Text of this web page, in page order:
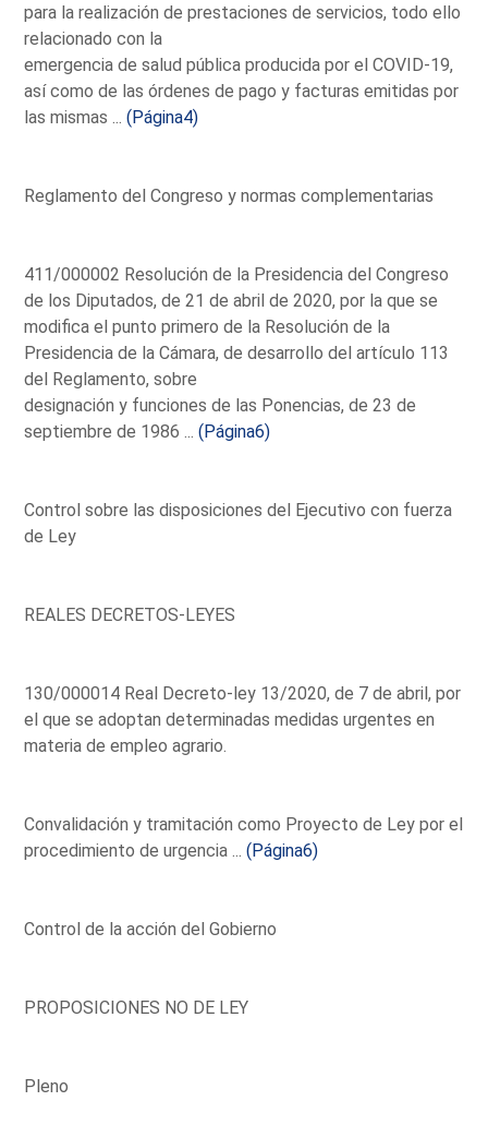
para la realización de prestaciones de servicios, todo ello
relacionado con la
emergencia de salud pública producida por el COVID-19,
así como de las órdenes de pago y facturas emitidas por
las mismas ...(Página4)
Reglamento del Congreso y normas complementarias
411/000002 Resolución de la Presidencia del Congreso
de los Diputados, de 21 de abril de 2020, por la que se
modifica el punto primero de la Resolución de la
Presidencia de la Cámara, de desarrollo del artículo 113
del Reglamento, sobre
designación y funciones de las Ponencias, de 23 de
septiembre de 1986 ...(Página6)
Control sobre las disposiciones del Ejecutivo con fuerza
de Ley
REALES DECRETOS-LEYES
130/000014 Real Decreto-ley 13/2020, de 7 de abril, por
el que se adoptan determinadas medidas urgentes en
materia de empleo agrario.
Convalidación y tramitación como Proyecto de Ley por el
procedimiento de urgencia ...(Página6)
Control de la acción del Gobierno
PROPOSICIONES NO DE LEY
Pleno